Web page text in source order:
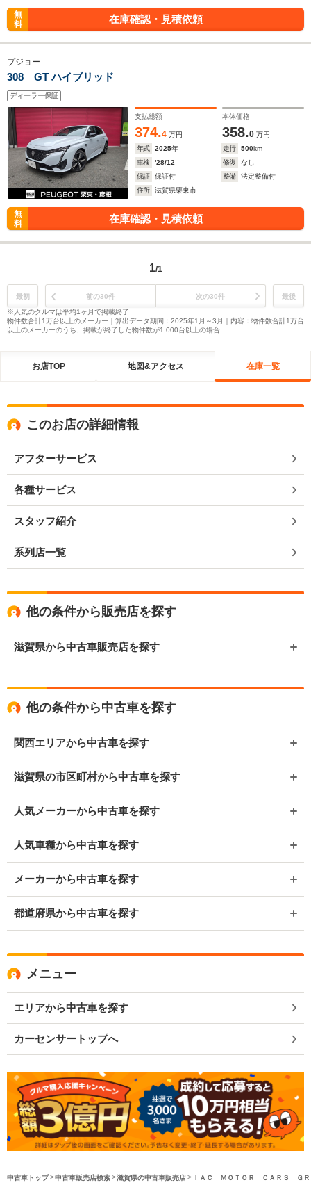
無
料
在庫確認・見積依頼
プジョー
308 GT ハイブリッド
ディーラー保証
支払総額
374.4 万円
本体価格
358.0 万円
年式
2025年 走行 500km
車検
'28/12 修復
なし
保証
保証付 整備
法定整備付
住所
滋賀県栗東市
無
料
在庫確認・見積依頼
1/1
最初 前の30件 次の30件
最後
※人気のクルマは平均1ヶ月で掲載終了
物件数合計1万台以上のメーカー｜算出データ期間：2025年1月～3月｜内容：物件数合計1万台
以上のメーカーのうち、掲載が終了した物件数が1,000台以上の場合
お店TOP 地図&アクセス 在庫一覧
このお店の詳細情報
アフターサービス
各種サービス
スタッフ紹介
系列店一覧
他の条件から販売店を探す
滋賀県から中古車販売店を探す
他の条件から中古車を探す
関西エリアから中古車を探す
滋賀県の市区町村から中古車を探す
人気メーカーから中古車を探す
人気車種から中古車を探す
メーカーから中古車を探す
都道府県から中古車を探す
メニュー
エリアから中古車を探す
カーセンサートップへ
中古車トップ 中古車販売店検索 滋賀県の中古車販売店 ＩＡＣ ＭＯＴＯＲ ＣＡＲＳ ＧＲ